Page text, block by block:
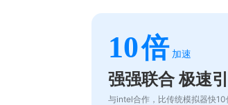
10倍 加速
强强联合 极速
与intel合作，比传统模拟器快10